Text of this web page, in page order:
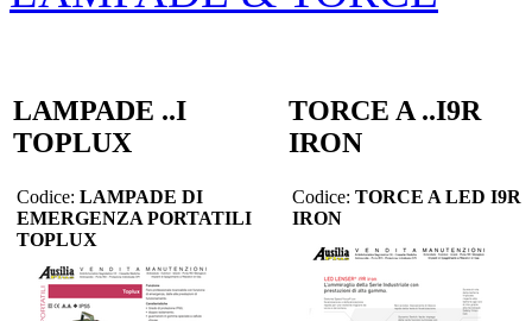
LAMPADE ..I
TOPLUX
Codice: LAMPADE DI
EMERGENZA PORTATILI
TOPLUX
TORCE A ..I9R
IRON
Codice: TORCE A LED I9R
IRON